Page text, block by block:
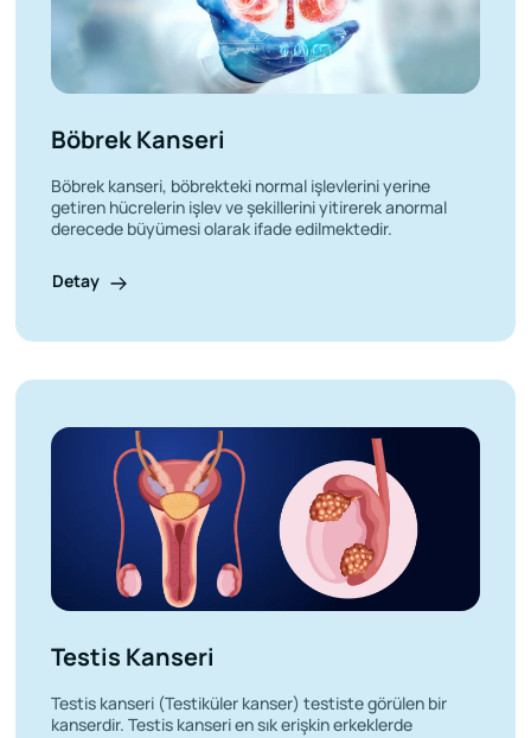
Böbrek Kanseri
Böbrek kanseri, böbrekteki normal işlevlerini yerine
getiren hücrelerin işlev ve şekillerini yitirerek anormal
derecede büyümesi olarak ifade edilmektedir.
Detay
Testis Kanseri
Testis kanseri (Testiküler kanser) testiste görülen bir
kanserdir. Testis kanseri en sık erişkin erkeklerde